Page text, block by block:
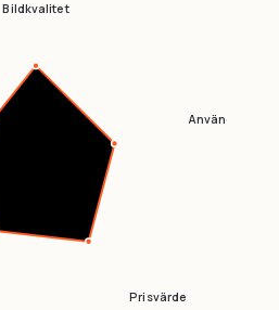
Bildkvalitet
Prisvärde